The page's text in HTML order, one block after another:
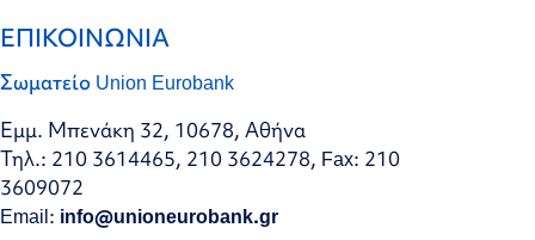
ΕΠΙΚΟΙΝΩΝΙΑ
Σωματείο Union Eurobank
Εμμ. Μπενάκη 32, 10678, Αθήνα
Τηλ.: 210 3614465, 210 3624278, Fax: 210
3609072
Email: info@unioneurobank.gr